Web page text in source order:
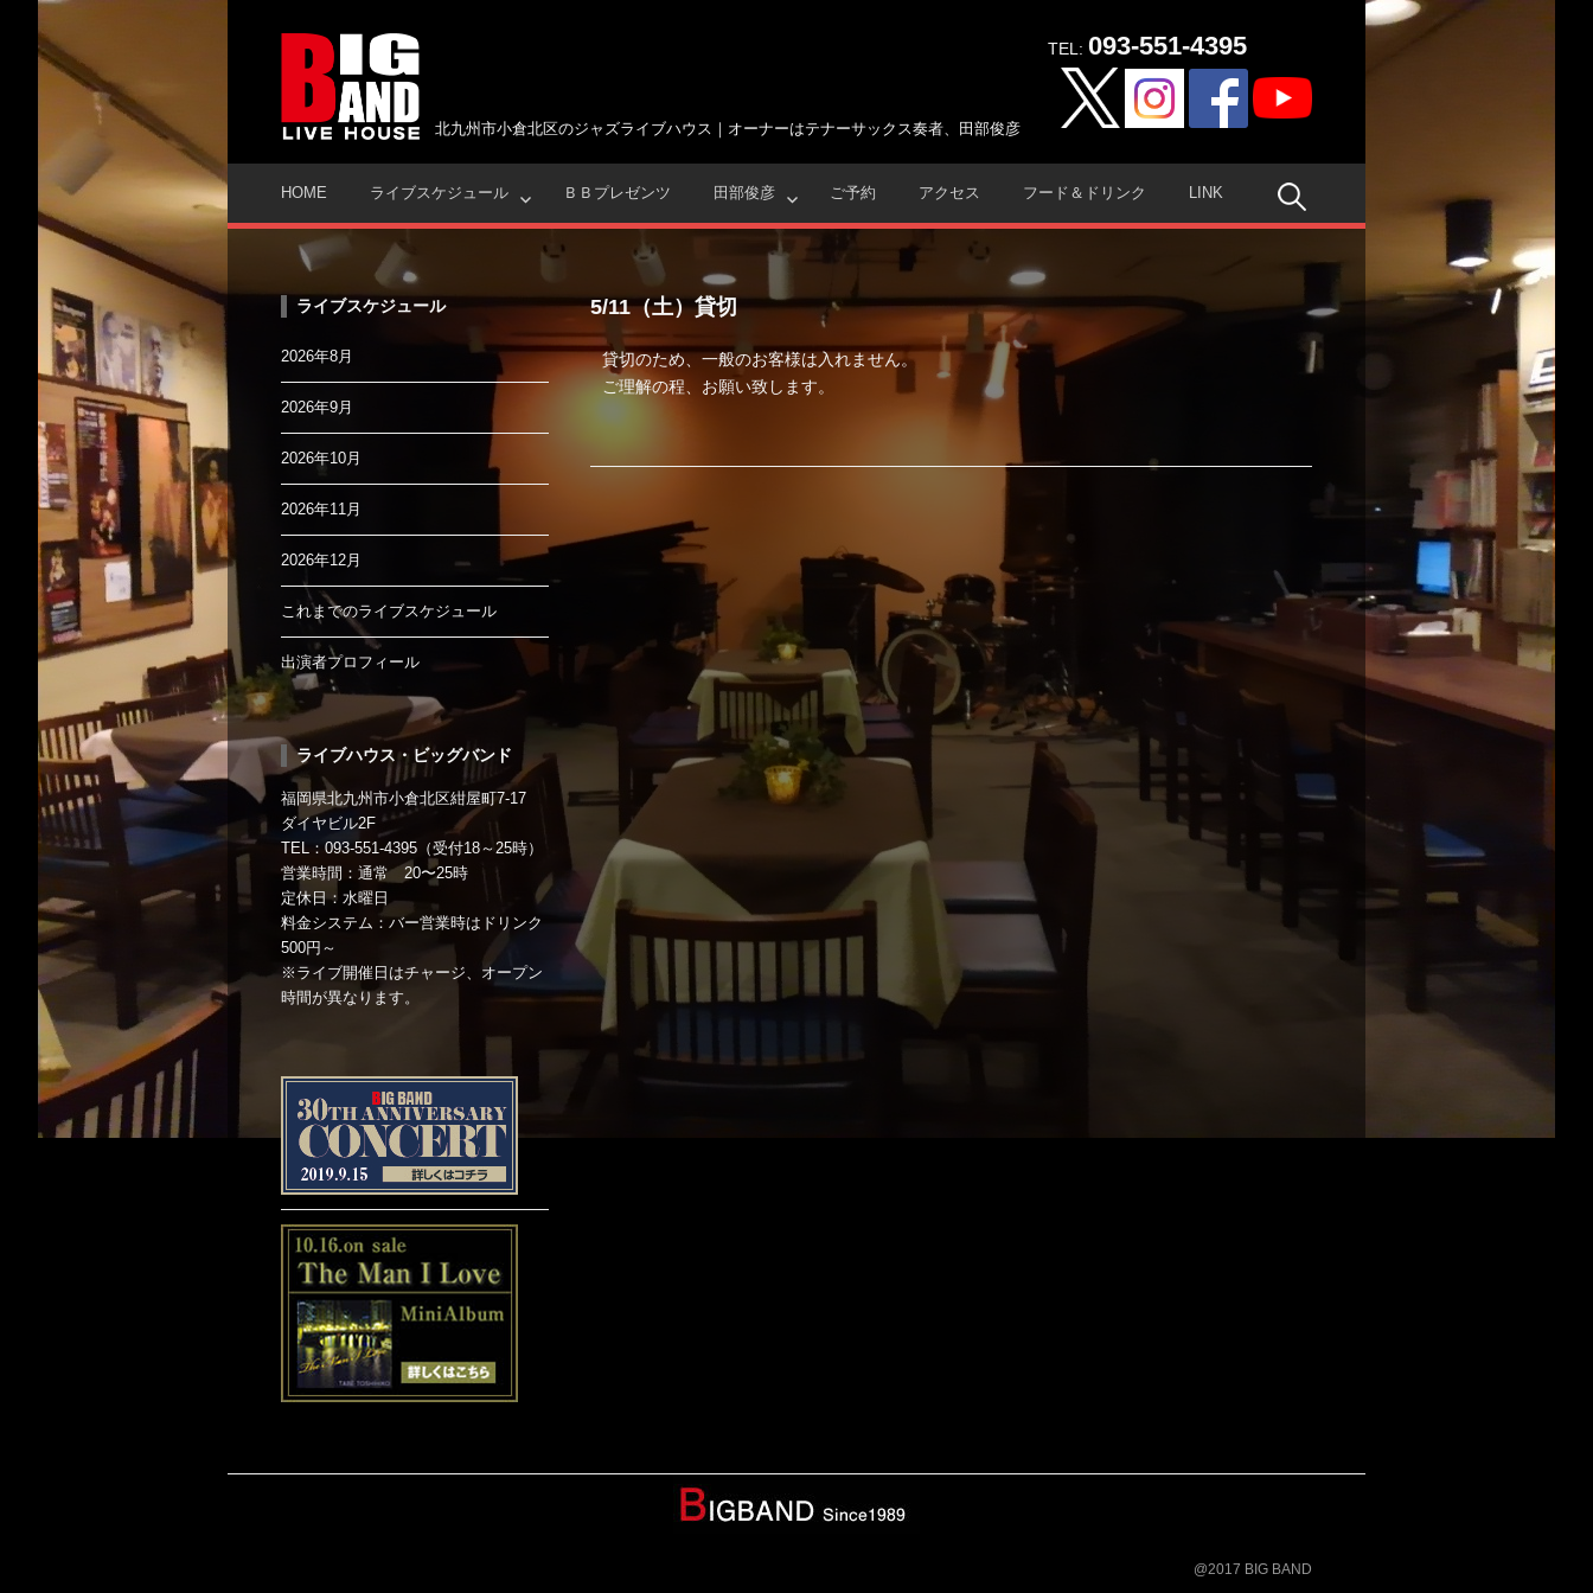
ッ
北九州市小倉北区のジャズライブハウス｜オーナーはテナーサックス奏者、田部俊彦
TEL: 093-551-4395
HOME ライブスケジュール ＢＢプレゼンツ 田部俊彦 ご予約 アクセス フード＆ドリンク LINK 検
5/11（土）貸切
貸切のため、一般のお客様は入れません。
ご理解の程、お願い致します。
ライブスケジュール
2026年8月
2026年9月
2026年10月
2026年11月
2026年12月
これまでのライブスケジュール
出演者プロフィール
ライブハウス・ビッグバンド
福岡県北九州市小倉北区紺屋町7-17
ダイヤビル2F
TEL：093-551-4395（受付18～25時）
営業時間：通常 20〜25時
定休日：水曜日
料金システム：バー営業時はドリンク
500円～
※ライブ開催日はチャージ、オープン
時間が異なります。
@2017 BIG BAND